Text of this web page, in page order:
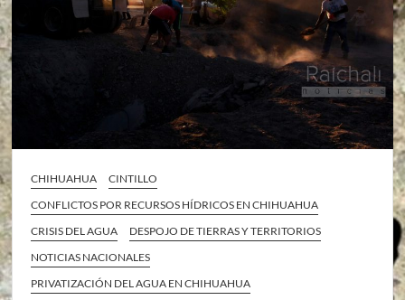
CHIHUAHUA
CINTILLO
CONFLICTOS POR RECURSOS HÍDRICOS EN CHIHUAHUA
CRISIS DEL AGUA
DESPOJO DE TIERRAS Y TERRITORIOS
NOTICIAS NACIONALES
PRIVATIZACIÓN DEL AGUA EN CHIHUAHUA